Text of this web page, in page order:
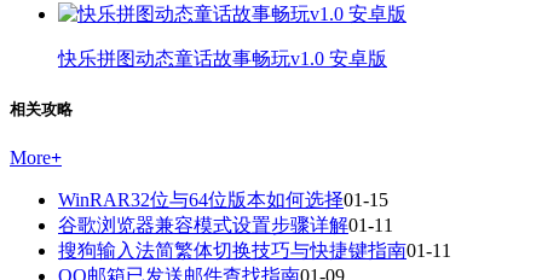
快乐拼图动态童话故事畅玩v1.0 安卓版
相关攻略
More+
WinRAR32位与64位版本如何选择01-15
谷歌浏览器兼容模式设置步骤详解01-11
搜狗输入法简繁体切换技巧与快捷键指南01-11